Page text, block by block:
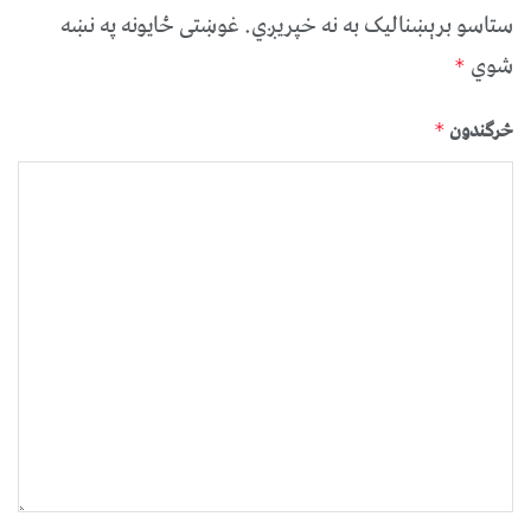
ستاسو برېښناليک به نه خپريږي.غوښتى ځایونه په نښه
شوي *
څرگندون *